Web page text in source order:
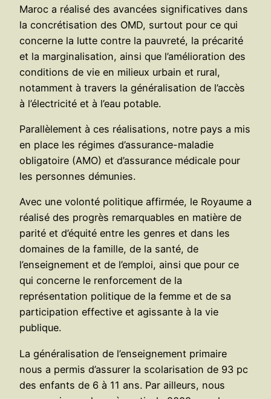
Maroc a réalisé des avancées significatives dans
la concrétisation des OMD, surtout pour ce qui
concerne la lutte contre la pauvreté, la précarité
et la marginalisation, ainsi que l’amélioration des
conditions de vie en milieux urbain et rural,
notamment à travers la généralisation de l’accès
à l’électricité et à l’eau potable.
Parallèlement à ces réalisations, notre pays a mis
en place les régimes d’assurance-maladie
obligatoire (AMO) et d’assurance médicale pour
les personnes démunies.
Avec une volonté politique affirmée, le Royaume a
réalisé des progrès remarquables en matière de
parité et d’équité entre les genres et dans les
domaines de la famille, de la santé, de
l’enseignement et de l’emploi, ainsi que pour ce
qui concerne le renforcement de la
représentation politique de la femme et de sa
participation effective et agissante à la vie
publique.
La généralisation de l’enseignement primaire
nous a permis d’assurer la scolarisation de 93 pc
des enfants de 6 à 11 ans. Par ailleurs, nous